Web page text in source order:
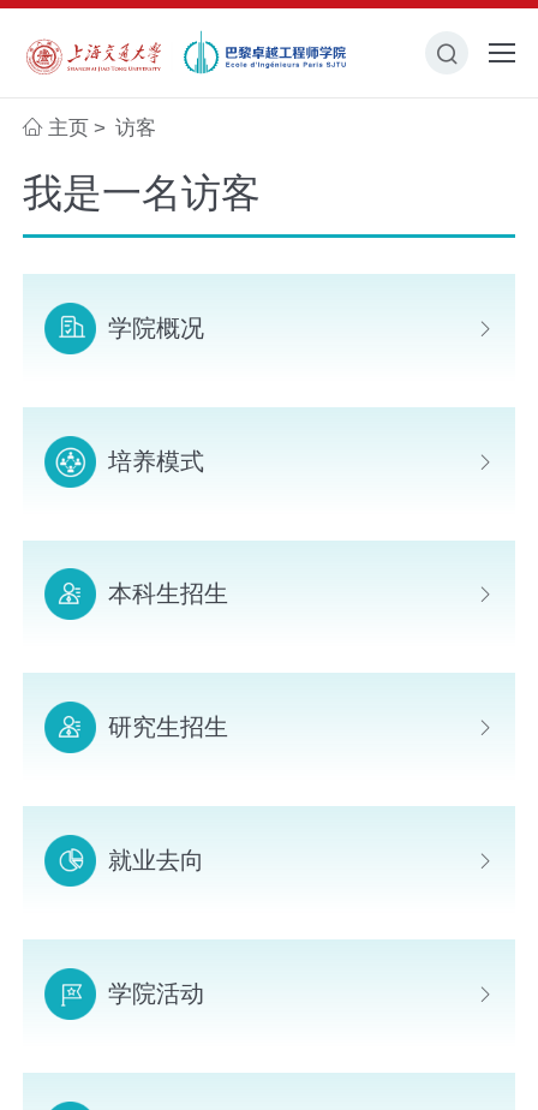
主页 > 访客
我是一名访客
学院概况
培养模式
本科生招生
研究生招生
就业去向
学院活动